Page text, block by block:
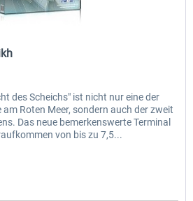
des Scheichs" ist nicht nur eine der
am Roten Meer, sondern auch der zweit
Das neue bemerkenswerte Terminal
von bis zu 7,5...